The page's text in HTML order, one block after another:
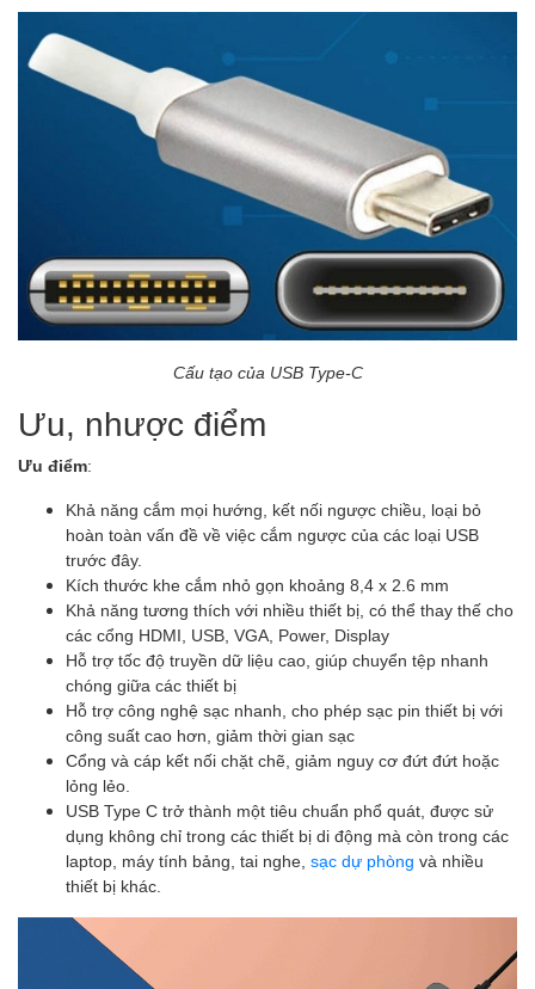
Cấu tạo của USB Type-C
Ưu, nhược điểm
Ưu điểm:
Khả năng cắm mọi hướng, kết nối ngược chiều, loại bỏ
hoàn toàn vấn đề về việc cắm ngược của các loại USB
trước đây.
Kích thước khe cắm nhỏ gọn khoảng 8,4 x 2.6 mm
Khả năng tương thích với nhiều thiết bị, có thể thay thế cho
các cổng HDMI, USB, VGA, Power, Display
Hỗ trợ tốc độ truyền dữ liệu cao, giúp chuyển tệp nhanh
chóng giữa các thiết bị
Hỗ trợ công nghệ sạc nhanh, cho phép sạc pin thiết bị với
công suất cao hơn, giảm thời gian sạc
Cổng và cáp kết nối chặt chẽ, giảm nguy cơ đứt đứt hoặc
lỏng lẻo.
USB Type C trở thành một tiêu chuẩn phổ quát, được sử
dụng không chỉ trong các thiết bị di động mà còn trong các
laptop, máy tính bảng, tai nghe, sạc dự phòng và nhiều
thiết bị khác.